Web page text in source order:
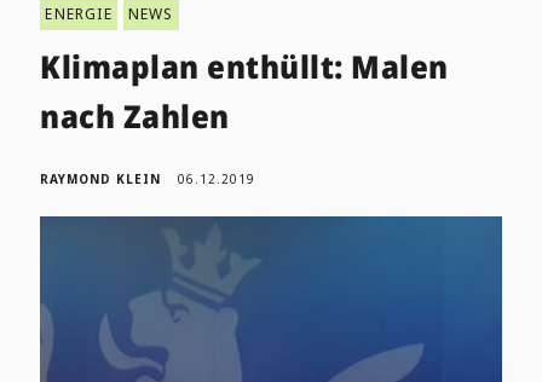
ENERGIE NEWS
Klimaplan enthüllt: Malen
nach Zahlen
RAYMOND KLEIN 06.12.2019